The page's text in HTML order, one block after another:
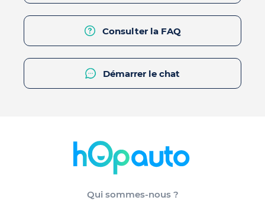
Consulter la FAQ
Démarrer le chat
Qui sommes-nous ?